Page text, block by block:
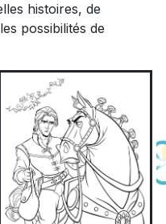
histoires, de
possibilités de